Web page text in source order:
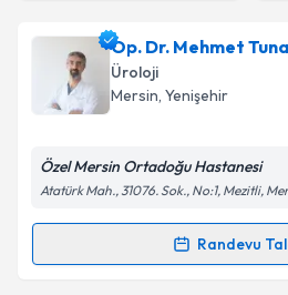
Op. Dr. Mehmet
Üroloji
Mersin, Yenişehir
Özel Mersin Ortadoğu Hastanesi
Atatürk Mah., 31076. Sok., No:1, Mezitli,
Randevu
Randevu Takvimi Talebi